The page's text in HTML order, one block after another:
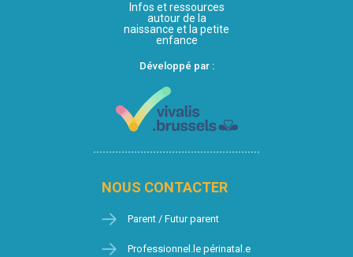
Infos et ressources
autour de la
naissance et la petite
enfance
Développé par :
NOUS CONTACTER
Parent / Futur parent
Professionnel.le périnatal.e